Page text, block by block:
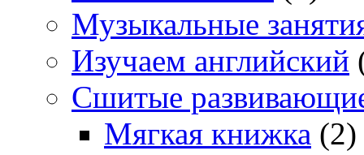
Музыкальные
Изучаем английский
Сшитые
Мягкая книжка (2)